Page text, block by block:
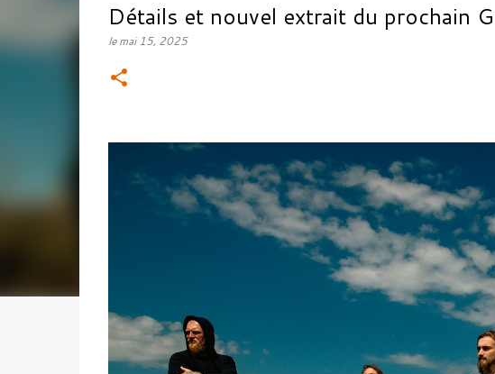
Détails et nouvel extrait du prochain
lemai 15, 2025